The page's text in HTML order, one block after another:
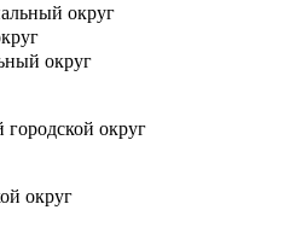
округ
округ
округ
округ